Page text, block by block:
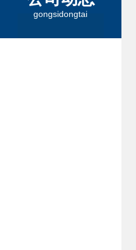
gongsidongtai